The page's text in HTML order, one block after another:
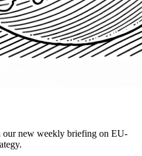
our new weekly briefing on EU-